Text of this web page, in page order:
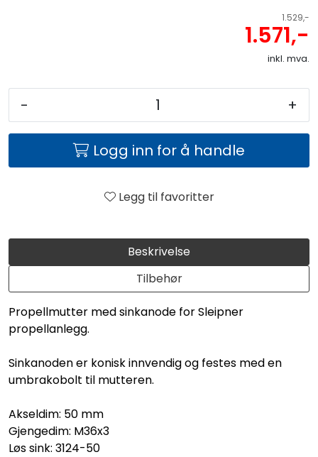
Beskrivelse
Tilbehør
Propellmutter med sinkanode for Sleipner
propellanlegg.
Sinkanoden er konisk innvendig og festes med en
umbrakobolt til mutteren.
Akseldim: 50 mm
Gjengedim: M36x3
Løs sink: 3124-50
1.529,-
1.571,-
inkl. mva.
- +
Logg inn for å handle
Legg til favoritter